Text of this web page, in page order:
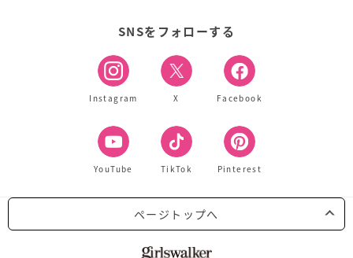
SNSをフォローする
Instagram X Facebook
YouTube TikTok Pinterest
ページトップへ